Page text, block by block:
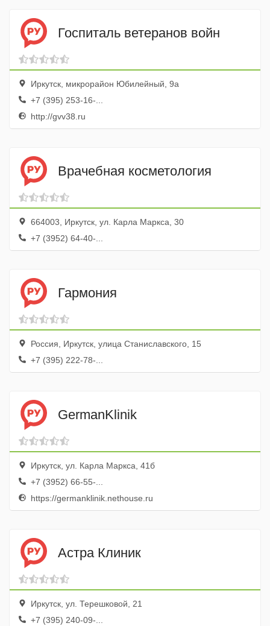
Госпиталь ветеранов войн
Иркутск, микрорайон Юбилейный, 9а
+7 (395) 253-16-...
http://gvv38.ru
Врачебная косметология
664003, Иркутск, ул. Карла Маркса, 30
+7 (3952) 64-40-...
Гармония
Россия, Иркутск, улица Станиславского, 15
+7 (395) 222-78-...
GermanKlinik
Иркутск, ул. Карла Маркса, 41б
+7 (3952) 66-55-...
https://germanklinik.nethouse.ru
Астра Клиник
Иркутск, ул. Терешковой, 21
+7 (395) 240-09-...